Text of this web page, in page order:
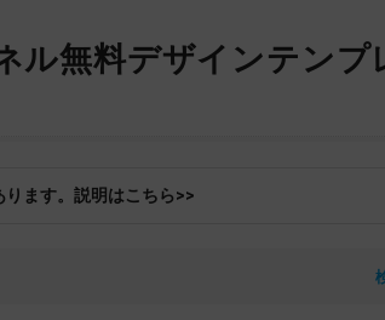
ル無料デザインテンプ
ます。説明はこちら>>